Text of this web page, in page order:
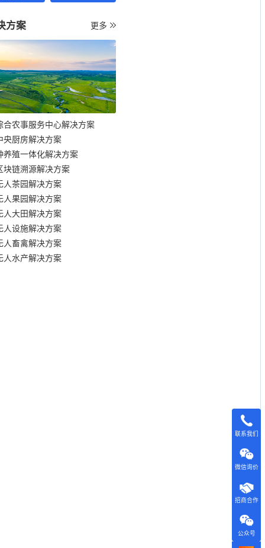
方案 更多
合农事服务中心解决方案
央厨房解决方案
养殖一体化解决方案
块链溯源解决方案
人茶园解决方案
人果园解决方案
人大田解决方案
人设施解决方案
人畜禽解决方案
人水产解决方案
联系我们
微信询价
招商合作
公众号